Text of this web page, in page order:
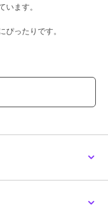
ます。
ったりです。
用しています。強い日